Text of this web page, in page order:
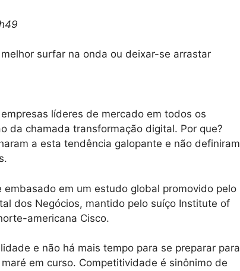
surfar na onda ou deixar-se arrastar
líderes de mercado em todos os
da chamada transformação digital. Por que?
a esta tendência galopante e não definiram
em um estudo global promovido pelo
dos Negócios, mantido pelo suíço Institute of
americana Cisco.
e não há mais tempo para se preparar para
em curso. Competitividade é sinônimo de